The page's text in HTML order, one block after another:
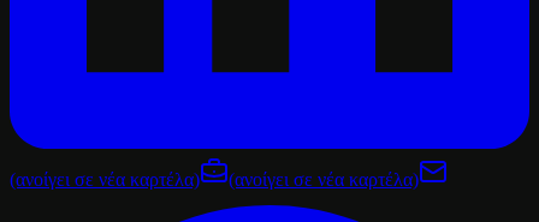
(ανοίγει σε νέα καρτέλα) (ανοίγει σε νέα καρτέλα)